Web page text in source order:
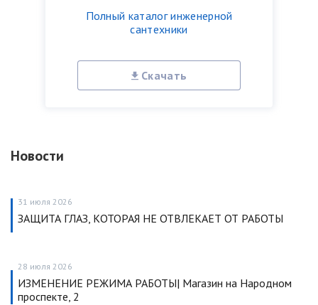
Полный каталог инженерной
сантехники
Скачать
Новости
31 июля 2026
ЗАЩИТА ГЛАЗ, КОТОРАЯ НЕ ОТВЛЕКАЕТ ОТ РАБОТЫ
28 июля 2026
ИЗМЕНЕНИЕ РЕЖИМА РАБОТЫ| Магазин на Народном
проспекте, 2